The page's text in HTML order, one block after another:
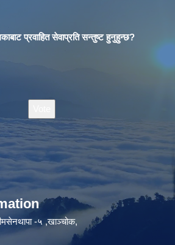
प्रवाहित सेवाप्रति सन्तुष्ट हुनुहुन्छ?
-५ ,खाञ्चोक,